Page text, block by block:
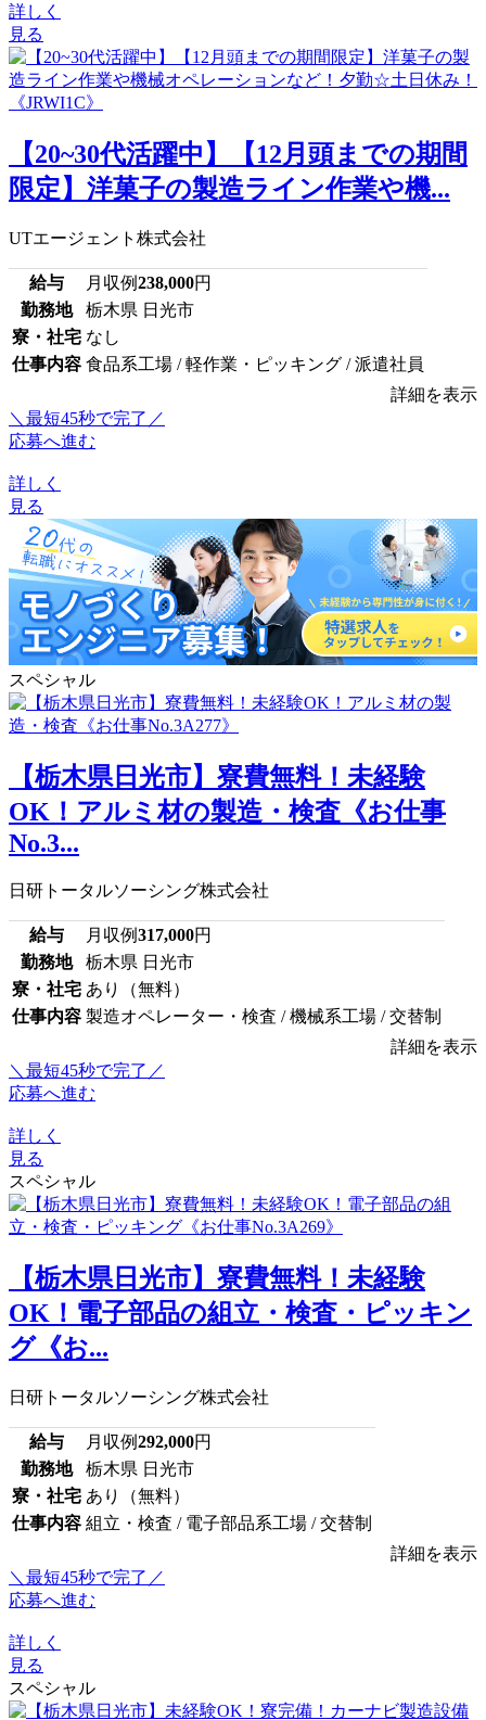
詳しく
見る
【20~30代活躍中】【12月頭までの期間
限定】洋菓子の製造ライン作業や機...
UTエージェント株式会社
給与 月収例238,000円
勤務地
栃木県 日光市
寮・社宅 なし
仕事内容 食品系工場 / 軽作業・ピッキング / 派遣社員
詳細を表示
＼最短45秒で完了／
応募へ進む
詳しく
見る
スペシャル
【栃木県日光市】寮費無料！未経験
OK！アルミ材の製造・検査《お仕事
No.3...
日研トータルソーシング株式会社
給与 月収例317,000円
勤務地
栃木県 日光市
寮・社宅 あり（無料）
仕事内容 製造オペレーター・検査 / 機械系工場 / 交替制
詳細を表示
＼最短45秒で完了／
応募へ進む
詳しく
見る
スペシャル
【栃木県日光市】寮費無料！未経験
OK！電子部品の組立・検査・ピッキン
グ《お...
日研トータルソーシング株式会社
給与 月収例292,000円
勤務地
栃木県 日光市
寮・社宅 あり（無料）
仕事内容 組立・検査 / 電子部品系工場 / 交替制
詳細を表示
＼最短45秒で完了／
応募へ進む
詳しく
見る
スペシャル